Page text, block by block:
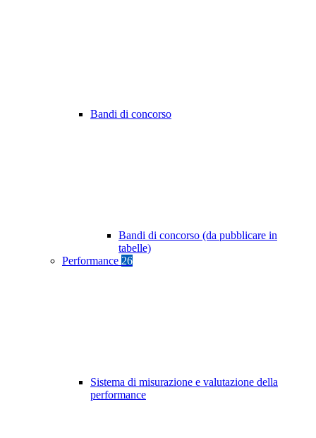
Bandi di concorso
Bandi di concorso (da pubblicare in
tabelle)
Performance 26
Sistema di misurazione e valutazione della
performance